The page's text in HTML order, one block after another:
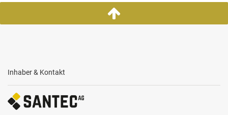
Inhaber & Kontakt